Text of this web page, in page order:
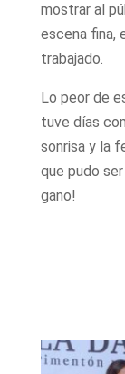
mostrar al
escena fina,
trabajado.
Lo peor de
tuve días
sonrisa y la
que pudo
gano!